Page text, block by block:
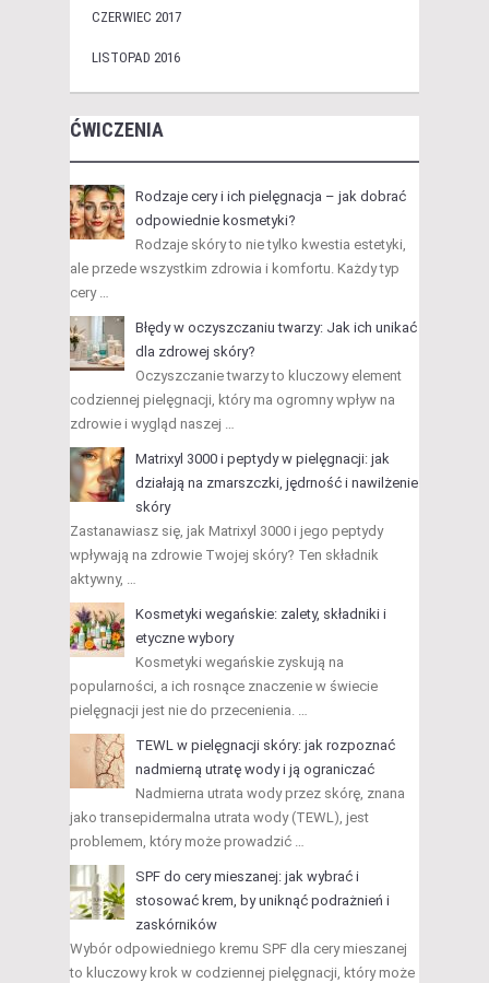
CZERWIEC 2017
LISTOPAD 2016
ĆWICZENIA
Rodzaje cery i ich pielęgnacja – jak dobrać
odpowiednie kosmetyki?
Rodzaje skóry to nie tylko kwestia estetyki,
ale przede wszystkim zdrowia i komfortu. Każdy typ
cery …
Błędy w oczyszczaniu twarzy: Jak ich unikać
dla zdrowej skóry?
Oczyszczanie twarzy to kluczowy element
codziennej pielęgnacji, który ma ogromny wpływ na
zdrowie i wygląd naszej …
Matrixyl 3000 i peptydy w pielęgnacji: jak
działają na zmarszczki, jędrność i nawilżenie
skóry
Zastanawiasz się, jak Matrixyl 3000 i jego peptydy
wpływają na zdrowie Twojej skóry? Ten składnik
aktywny, …
Kosmetyki wegańskie: zalety, składniki i
etyczne wybory
Kosmetyki wegańskie zyskują na
popularności, a ich rosnące znaczenie w świecie
pielęgnacji jest nie do przecenienia. …
TEWL w pielęgnacji skóry: jak rozpoznać
nadmierną utratę wody i ją ograniczać
Nadmierna utrata wody przez skórę, znana
jako transepidermalna utrata wody (TEWL), jest
problemem, który może prowadzić …
SPF do cery mieszanej: jak wybrać i
stosować krem, by uniknąć podrażnień i
zaskórników
Wybór odpowiedniego kremu SPF dla cery mieszanej
to kluczowy krok w codziennej pielęgnacji, który może